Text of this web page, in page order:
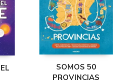
SOMOS 50
PROVINCIAS